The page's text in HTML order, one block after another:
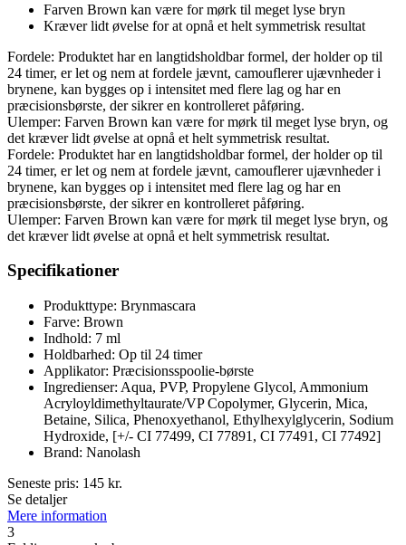
Farven Brown kan være for mørk til meget lyse bryn
Kræver lidt øvelse for at opnå et helt symmetrisk resultat
Fordele: Produktet har en langtidsholdbar formel, der holder op til
24 timer, er let og nem at fordele jævnt, camouflerer ujævnheder i
brynene, kan bygges op i intensitet med flere lag og har en
præcisionsbørste, der sikrer en kontrolleret påføring.
Ulemper: Farven Brown kan være for mørk til meget lyse bryn, og
det kræver lidt øvelse at opnå et helt symmetrisk resultat.
Fordele: Produktet har en langtidsholdbar formel, der holder op til
24 timer, er let og nem at fordele jævnt, camouflerer ujævnheder i
brynene, kan bygges op i intensitet med flere lag og har en
præcisionsbørste, der sikrer en kontrolleret påføring.
Ulemper: Farven Brown kan være for mørk til meget lyse bryn, og
det kræver lidt øvelse at opnå et helt symmetrisk resultat.
Specifikationer
Produkttype: Brynmascara
Farve: Brown
Indhold: 7 ml
Holdbarhed: Op til 24 timer
Applikator: Præcisionsspoolie-børste
Ingredienser: Aqua, PVP, Propylene Glycol, Ammonium
Acryloyldimethyltaurate/VP Copolymer, Glycerin, Mica,
Betaine, Silica, Phenoxyethanol, Ethylhexylglycerin, Sodium
Hydroxide, [+/- CI 77499, CI 77891, CI 77491, CI 77492]
Brand: Nanolash
Seneste pris: 145 kr.
Se detaljer
Mere information
3